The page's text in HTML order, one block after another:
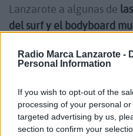
Radio Marca Lanzarote -
Personal Information
If you wish to opt-out of the
processing of your personal
targeted advertising by us,
section to confirm your
Lanzarote a algunas de
del surf y el bodyboard
refuerza el prestigio del
de El Quemao como un
En la categoría de surf,
francés Joan Durú ,
volverá a Lanzarote para